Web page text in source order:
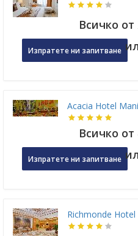
Всичко от
Изпратете ни запитване
Acacia Hotel
Всичко от
Изпратете ни запитване
Richmonde